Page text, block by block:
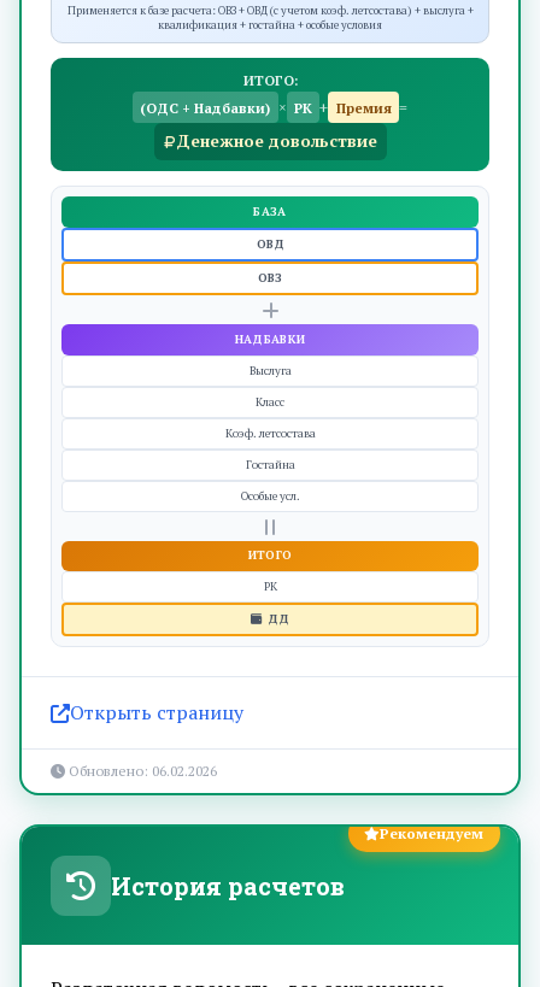
Применяется к базе расчета: ОВЗ + ОВД (с учетом коэф. летсостава) + выслуга +
квалификация + гостайна + особые условия
ИТОГО:
(ОДС + Надбавки) × РК + Премия =
Денежное довольствие
БАЗА
ОВД
ОВЗ
НАДБАВКИ
Выслуга
Класс
Коэф. летсостава
Гостайна
Особые усл.
ИТОГО
РК
ДД
Открыть страницу
Обновлено: 06.02.2026
Рекомендуем
История расчетов